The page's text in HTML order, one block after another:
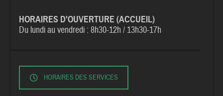
HORAIRES D'OUVERTURE (ACCUEIL)
Du lundi au vendredi :8h30-12h / 13h30-17h
HORAIRES DES SERVICES